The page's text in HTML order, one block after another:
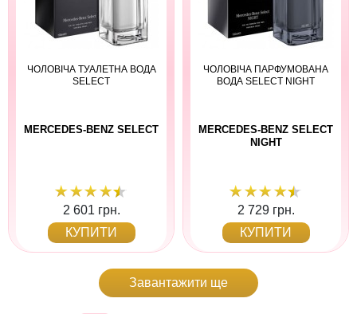
ЧОЛОВІЧА ТУАЛЕТНА ВОДА
SELECT
MERCEDES-BENZ SELECT
2 601 грн.
КУПИТИ
ЧОЛОВІЧА ПАРФУМОВАНА
ВОДА SELECT NIGHT
MERCEDES-BENZ SELECT
NIGHT
2 729 грн.
КУПИТИ
Завантажити ще